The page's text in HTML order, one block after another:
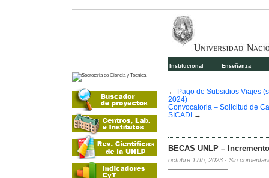
Institucional Enseñanza
← Pago de Subsidios Viajes
2024)
Convocatoria – Solicitud de
SICADI
→
BECAS UNLP –
octubre 17th, 2023 · Sin